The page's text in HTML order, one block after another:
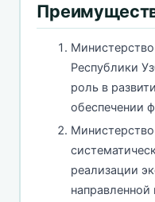
Республики
роль в
обеспечении
реализации
направленной